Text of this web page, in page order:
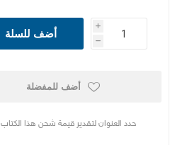
i
h
أضف للسلة
أضف للمفضلة
حدد العنوان لتقدير قيمة شحن هذا الكتاب